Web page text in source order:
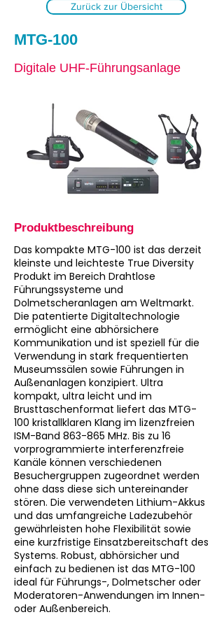
Zurück zur Übersicht
MTG-100
Digitale UHF-Führungsanlage
Produktbeschreibung
Das kompakte MTG-100 ist das derzeit
kleinste und leichteste True Diversity
Produkt im Bereich Drahtlose
Führungssysteme und
Dolmetscheranlagen am Weltmarkt.
Die patentierte Digitaltechnologie
ermöglicht eine abhörsichere
Kommunikation und ist speziell für die
Verwendung in stark frequentierten
Museumssälen sowie Führungen in
Außenanlagen konzipiert. Ultra
kompakt, ultra leicht und im
Brusttaschenformat liefert das MTG-
100 kristallklaren Klang im lizenzfreien
ISM-Band 863-865 MHz. Bis zu 16
vorprogrammierte interferenzfreie
Kanäle können verschiedenen
Besuchergruppen zugeordnet werden
ohne dass diese sich untereinander
stören. Die verwendeten Lithium-Akkus
und das umfangreiche Ladezubehör
gewährleisten hohe Flexibilität sowie
eine kurzfristige Einsatzbereitschaft des
Systems. Robust, abhörsicher und
einfach zu bedienen ist das MTG-100
ideal für Führungs-, Dolmetscher oder
Moderatoren-Anwendungen im Innen-
oder Außenbereich.